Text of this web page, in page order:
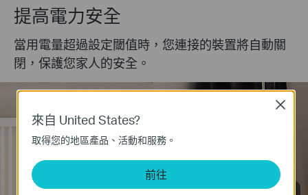
提高電力安全
當用電量超過設定閾值時，您連接的裝置將自動關
閉，保護您家人的安全。
來自 United States?
取得您的地區產品、活動和服務。
前往
Close